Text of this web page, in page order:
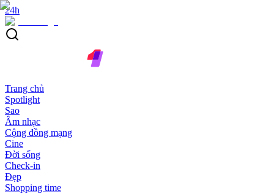
24h
Trang chủ
Spotlight
Sao
Âm nhạc
Cộng đồng mạng
Cine
Đời sống
Check-in
Đẹp
Shopping time